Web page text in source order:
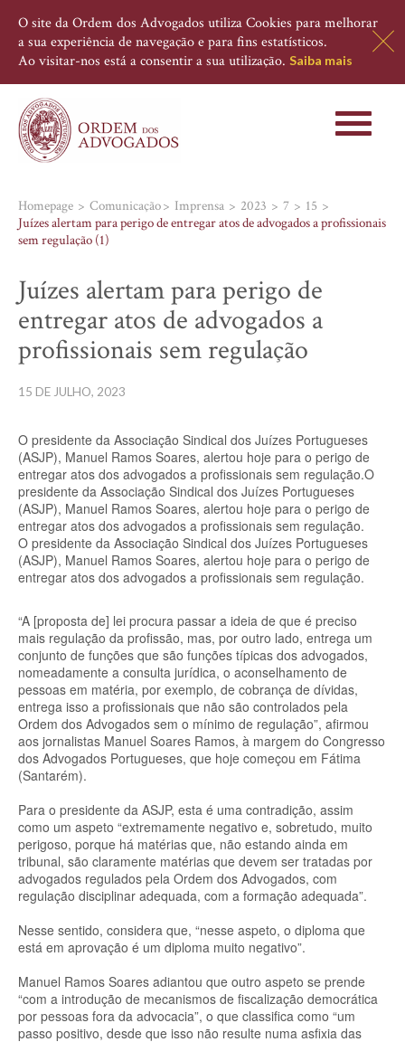
O site da Ordem dos Advogados utiliza Cookies para melhorar
a sua experiência de navegação e para fins estatísticos.
Ao visitar-nos está a consentir a sua utilização. Saiba mais
Toggle
Homepage Comunicação Imprensa 2023 7
15
Juízes alertam para perigo de entregar atos de advogados a profissionais
sem regulação (1)
Juízes alertam para perigo de
entregar atos de advogados a
profissionais sem regulação
15 DE JULHO, 2023
O presidente da Associação Sindical dos Juízes Portugueses
(ASJP), Manuel Ramos Soares, alertou hoje para o perigo de
entregar atos dos advogados a profissionais sem regulação.O
presidente da Associação Sindical dos Juízes Portugueses
(ASJP), Manuel Ramos Soares, alertou hoje para o perigo de
entregar atos dos advogados a profissionais sem regulação.
O presidente da Associação Sindical dos Juízes Portugueses
(ASJP), Manuel Ramos Soares, alertou hoje para o perigo de
entregar atos dos advogados a profissionais sem regulação.
“A [proposta de] lei procura passar a ideia de que é preciso
mais regulação da profissão, mas, por outro lado, entrega um
conjunto de funções que são funções típicas dos advogados,
nomeadamente a consulta jurídica, o aconselhamento de
pessoas em matéria, por exemplo, de cobrança de dívidas,
entrega isso a profissionais que não são controlados pela
Ordem dos Advogados sem o mínimo de regulação”, afirmou
aos jornalistas Manuel Soares Ramos, à margem do Congresso
dos Advogados Portugueses, que hoje começou em Fátima
(Santarém).
Para o presidente da ASJP, esta é uma contradição, assim
como um aspeto “extremamente negativo e, sobretudo, muito
perigoso, porque há matérias que, não estando ainda em
tribunal, são claramente matérias que devem ser tratadas por
advogados regulados pela Ordem dos Advogados, com
regulação disciplinar adequada, com a formação adequada”.
Nesse sentido, considera que, “nesse aspeto, o diploma que
está em aprovação é um diploma muito negativo”.
Manuel Ramos Soares adiantou que outro aspeto se prende
“com a introdução de mecanismos de fiscalização democrática
por pessoas fora da advocacia”, o que classifica como “um
passo positivo, desde que isso não resulte numa asfixia das